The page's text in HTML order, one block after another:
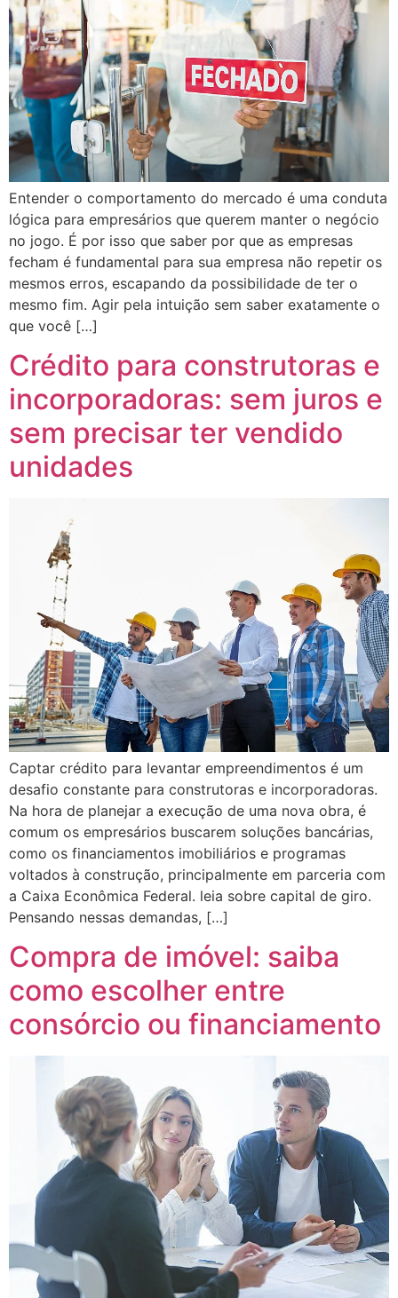
Entender o comportamento do mercado é uma conduta
lógica para empresários que querem manter o negócio
no jogo. É por isso que saber por que as empresas
fecham é fundamental para sua empresa não repetir os
mesmos erros, escapando da possibilidade de ter o
mesmo fim. Agir pela intuição sem saber exatamente o
que você […]
Crédito para construtoras e
incorporadoras: sem juros e
sem precisar ter vendido
unidades
Captar crédito para levantar empreendimentos é um
desafio constante para construtoras e incorporadoras.
Na hora de planejar a execução de uma nova obra, é
comum os empresários buscarem soluções bancárias,
como os financiamentos imobiliários e programas
voltados à construção, principalmente em parceria com
a Caixa Econômica Federal. leia sobre capital de giro.
Pensando nessas demandas, […]
Compra de imóvel: saiba
como escolher entre
consórcio ou financiamento